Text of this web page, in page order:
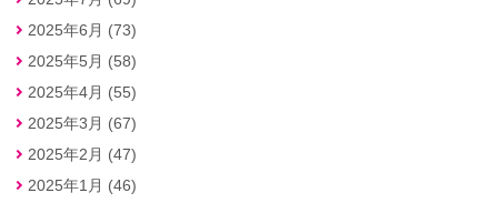
2025年6月 (73)
2025年5月 (58)
2025年4月 (55)
2025年3月 (67)
2025年2月 (47)
2025年1月 (46)